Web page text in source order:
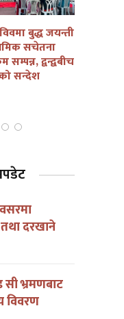
बुद्ध जयन्ती
सचेतना
सम्पन्न, द्वन्द्वबीच
सन्देश
दरखाने
भ्रमणबाट